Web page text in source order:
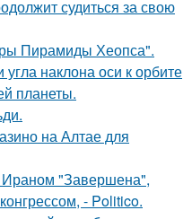
судиться за свою
Пирамиды Хеопса".
наклона оси к орбите
планеты.
на Алтае для
Ираном "Завершена",
- Politico.